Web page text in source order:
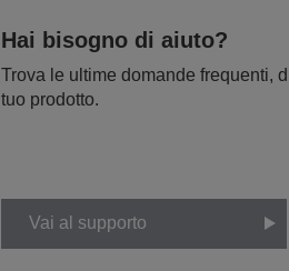
Hai bisogno di aiuto?
Trova le ultime domande frequenti,
tuo prodotto.
Vai al supporto